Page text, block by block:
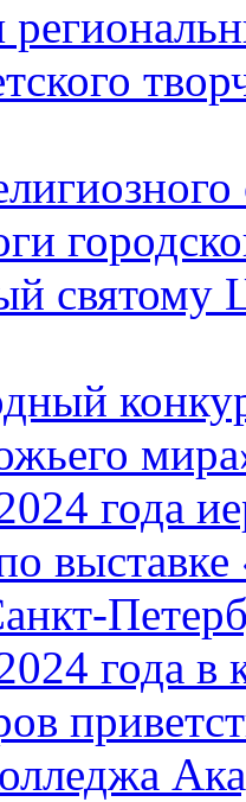
святому
года
года